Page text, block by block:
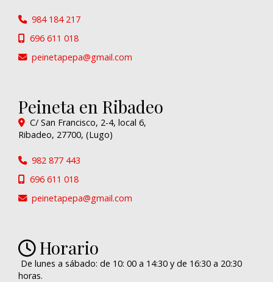
984 184 217
696 611 018
peinetapepa
gmail.com
Peineta en Ribadeo
C/ San Francisco, 2-4, local 6,
Ribadeo, 27700, (Lugo)
982 877 443
696 611 018
peinetapepa
gmail.com
Horario
De lunes a sábado: de 10: 00 a 14:30 y de 16:30 a 20:30
horas.